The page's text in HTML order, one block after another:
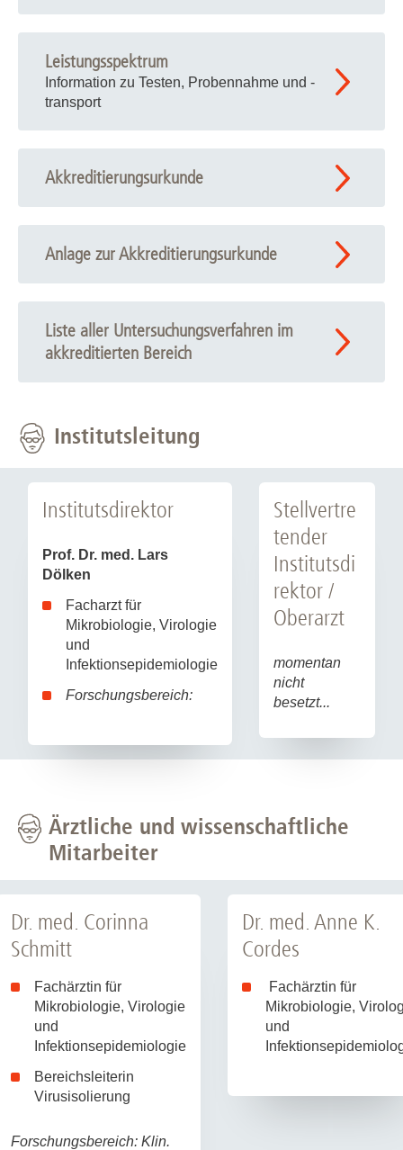
Leistungsspektrum
Information zu Testen, Probennahme und -
transport
Akkreditierungsurkunde
Anlage zur Akkreditierungsurkunde
Liste aller Untersuchungsverfahren im
akkreditierten Bereich
Institutsleitung
Institutsdirektor
Prof. Dr. med. Lars
Dölken
Facharzt für
Mikrobiologie, Virologie
und
Infektionsepidemiologie
Forschungsbereich:
Stellvertre
tender
Institutsdi
rektor /
Oberarzt
momentan
nicht
besetzt...
Ärztliche und wissenschaftliche
Mitarbeiter
Dr. med. Corinna
Schmitt
Fachärztin für
Mikrobiologie, Virologie
und
Infektionsepidemiologie
Bereichsleiterin
Virusisolierung
Forschungsbereich: Klin.
Dr. med. Anne K.
Cordes
Fachärztin für
Mikrobiologie,
und